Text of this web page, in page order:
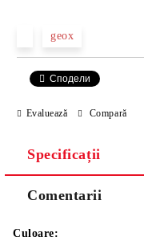
geox
Сподели
Evaluează Compară
Specificații
Comentarii
Culoare: